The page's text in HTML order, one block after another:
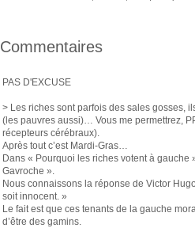
Commentaires
PAS D'EXCUSE
> Les riches sont parfois des sales gosses,
(les pauvres aussi)… Vous me permettrez,
récepteurs cérébraux).
Après tout c’est Mardi-Gras…
Dans « Pourquoi les riches votent à
Gavroche ».
Nous connaissons la réponse de Victor
soit innocent. »
Le fait est que ces tenants de la gauche
d’être des gamins.